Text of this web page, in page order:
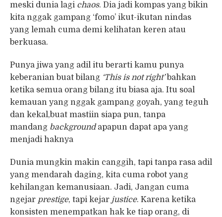
meski dunia lagi chaos. Dia jadi kompas yang bikin
kita nggak gampang ‘fomo’ ikut-ikutan nindas
yang lemah cuma demi kelihatan keren atau
berkuasa.
Punya jiwa yang adil itu berarti kamu punya
keberanian buat bilang ‘This is not right’bahkan
ketika semua orang bilang itu biasa aja. Itu soal
kemauan yang nggak gampang goyah, yang teguh
dan kekal,buat mastiin siapa pun, tanpa
mandang backgroundapapun dapat apa yang
menjadi haknya
Dunia mungkin makin canggih, tapi tanpa rasa adil
yang mendarah daging, kita cuma robot yang
kehilangan kemanusiaan. Jadi, Jangan cuma
ngejar prestige, tapi kejar justice. Karena ketika
konsisten menempatkan hak ke tiap orang, di